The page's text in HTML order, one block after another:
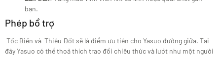
bạn.
Phép bổ trợ
Tốc Biến và Thiêu Đốt sẽ là điểm ưu tiên cho Yasuo đường giữa. Tại
đây Yasuo có thể thoả thích trao đổi chiêu thức và lướt như một người